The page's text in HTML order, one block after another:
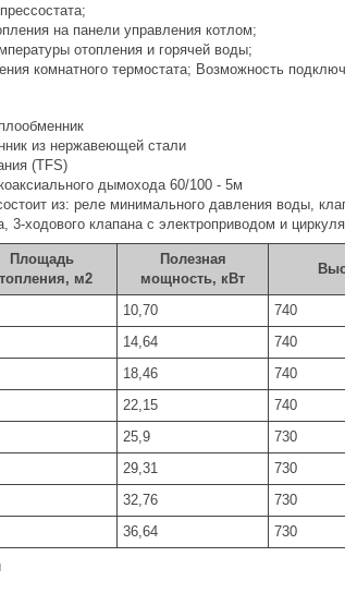
на панели управления котлом;
отопления и горячей воды;
комнатного термостата; Возможность
из нержавеющей стали
(TFS)
дымохода 60/100 - 5м
из: реле минимального давления воды,
3-ходового клапана с электроприводом и
Площадь
м2
Полезная
мощность, кВт
10,70 740
14,64 740
18,46 740
22,15 740
25,9 730
29,31 730
32,76 730
36,64 730